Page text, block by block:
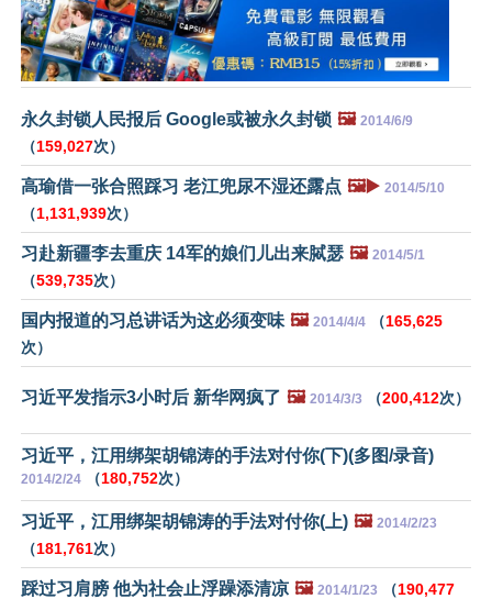
永久封锁人民报后 Google或被永久封锁 🖼️ 2014/6/9
（159,027次）
高瑜借一张合照踩习 老江兜尿不湿还露点 🖼️▶️ 2014/5/10
（1,131,939次）
习赴新疆李去重庆 14军的娘们儿出来脦瑟 🖼️ 2014/5/1
（539,735次）
国内报道的习总讲话为这必须变味 🖼️ 2014/4/4 （165,625
次）
习近平发指示3小时后 新华网疯了 🖼️ 2014/3/3 （200,412次）
习近平，江用绑架胡锦涛的手法对付你(下)(多图/录音)
2014/2/24 （180,752次）
习近平，江用绑架胡锦涛的手法对付你(上) 🖼️ 2014/2/23
（181,761次）
踩过习肩膀 他为社会止浮躁添清凉 🖼️ 2014/1/23 （190,477